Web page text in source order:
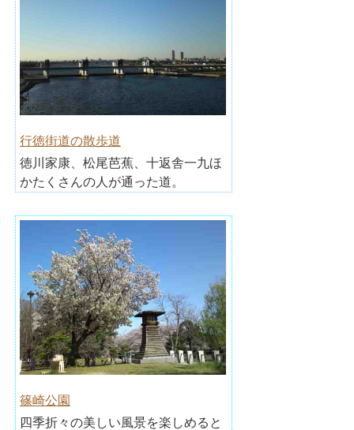
行徳街道の散歩道
徳川家康、松尾芭蕉、十返舎一九ほ
かたくさんの人が通った道。
篠崎公園
四季折々の美しい風景を楽しめると